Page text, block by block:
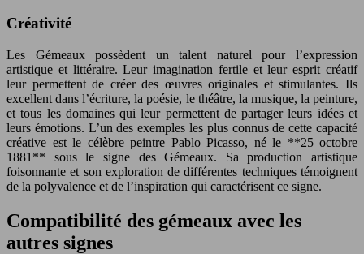
Créativité
Les Gémeaux possèdent un talent naturel pour l’expression
artistique et littéraire. Leur imagination fertile et leur esprit créatif
leur permettent de créer des œuvres originales et stimulantes. Ils
excellent dans l’écriture, la poésie, le théâtre, la musique, la peinture,
et tous les domaines qui leur permettent de partager leurs idées et
leurs émotions. L’un des exemples les plus connus de cette capacité
créative est le célèbre peintre Pablo Picasso, né le **25 octobre
1881** sous le signe des Gémeaux. Sa production artistique
foisonnante et son exploration de différentes techniques témoignent
de la polyvalence et de l’inspiration qui caractérisent ce signe.
Compatibilité des gémeaux avec les
autres signes